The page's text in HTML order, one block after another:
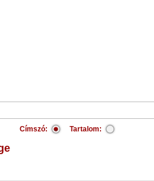
Címszó: Tartalom: